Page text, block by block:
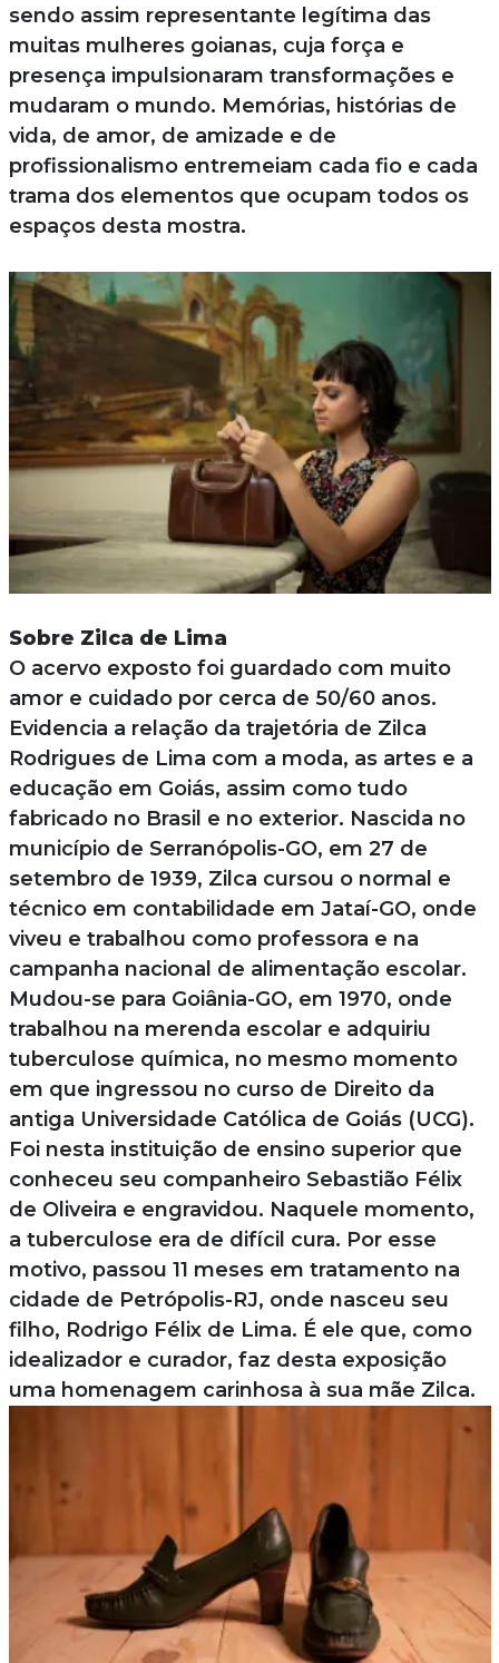
sendo assim representante legítima das
muitas mulheres goianas, cuja força e
presença impulsionaram transformações e
mudaram o mundo. Memórias, histórias de
vida, de amor, de amizade e de
profissionalismo entremeiam cada fio e cada
trama dos elementos que ocupam todos os
espaços desta mostra.
Sobre Zilca de Lima
O acervo exposto foi guardado com muito
amor e cuidado por cerca de 50/60 anos.
Evidencia a relação da trajetória de Zilca
Rodrigues de Lima com a moda, as artes e a
educação em Goiás, assim como tudo
fabricado no Brasil e no exterior. Nascida no
município de Serranópolis-GO, em 27 de
setembro de 1939, Zilca cursou o normal e
técnico em contabilidade em Jataí-GO, onde
viveu e trabalhou como professora e na
campanha nacional de alimentação escolar.
Mudou-se para Goiânia-GO, em 1970, onde
trabalhou na merenda escolar e adquiriu
tuberculose química, no mesmo momento
em que ingressou no curso de Direito da
antiga Universidade Católica de Goiás (UCG).
Foi nesta instituição de ensino superior que
conheceu seu companheiro Sebastião Félix
de Oliveira e engravidou. Naquele momento,
a tuberculose era de difícil cura. Por esse
motivo, passou 11 meses em tratamento na
cidade de Petrópolis-RJ, onde nasceu seu
filho, Rodrigo Félix de Lima. É ele que, como
idealizador e curador, faz desta exposição
uma homenagem carinhosa à sua mãe Zilca.